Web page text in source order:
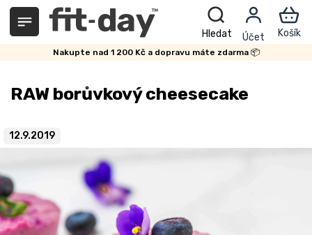
Přejít
obsah
Nakupte nad 1 200 Kč a dopravu máte zdarma 📦
RAW borůvkový cheesecake
12.9.2019